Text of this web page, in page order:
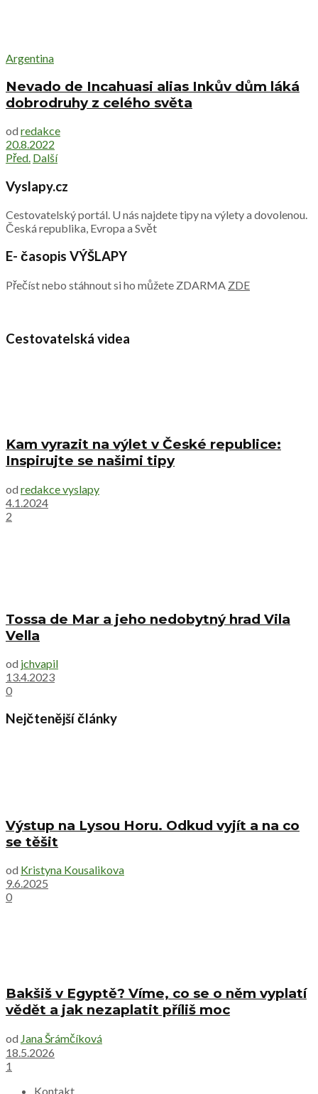
Argentina
Nevado de Incahuasi alias Inkův dům láká
dobrodruhy z celého světa
od redakce
20.8.2022
Před. Další
Vyslapy.cz
Cestovatelský portál. U nás najdete tipy na výlety a dovolenou.
Česká republika, Evropa a Svět
E- časopis VÝŠLAPY
Přečíst nebo stáhnout si ho můžete ZDARMA ZDE
Cestovatelská videa
Kam vyrazit na výlet v České republice:
Inspirujte se našimi tipy
od redakce vyslapy
4.1.2024
2
Tossa de Mar a jeho nedobytný hrad Vila
Vella
od jchvapil
13.4.2023
0
Nejčtenější články
Výstup na Lysou Horu. Odkud vyjít a na co
se těšit
od Kristyna Kousalikova
9.6.2025
0
Bakšiš v Egyptě? Víme, co se o něm vyplatí
vědět a jak nezaplatit příliš moc
od Jana Šrámčíková
18.5.2026
1
Kontakt